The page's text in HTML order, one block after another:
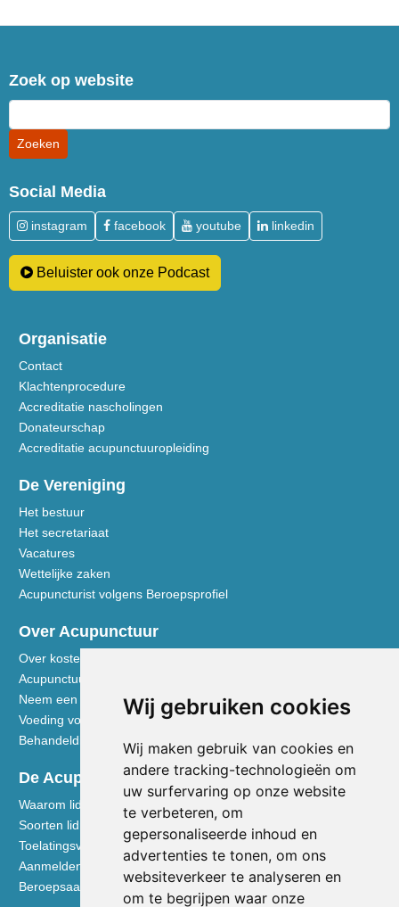
Wij gebruiken cookies
Wij maken gebruik van cookies en
andere tracking-technologieën om
uw surfervaring op onze website
te verbeteren, om
gepersonaliseerde inhoud en
advertenties te tonen, om ons
websiteverkeer te analyseren en
om te begrijpen waar onze
Zoek op website
Social Media
instagram facebook youtube linkedin
Beluister ook onze Podcast
Organisatie
Contact
Klachtenprocedure
Accreditatie nascholingen
Donateurschap
Accreditatie acupunctuuropleiding
De Vereniging
Het bestuur
Het secretariaat
Vacatures
Wettelijke zaken
Acupuncturist volgens Beroepsprofiel
Over Acupunctuur
Over kosten en vergoedingen
Acupunctuur toegelicht
Neem een kijkje in de praktijk
Voeding volgens de Vijf Elementen
Behandeldisciplines - TCG
De Acupuncturist
Waarom lid worden van de NVA
Soorten lidmaatschap NVA
Toelatingsvoorwaarden
Aanmelden voor lidmaatschap
Beroepsaansprakelijkheidsverzekering